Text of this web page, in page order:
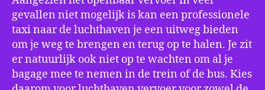
gevallen niet mogelijk is kan een professionele
taxi naar de luchthaven je een uitweg bieden
om je weg te brengen en terug op te halen. Je zit
er natuurlijk ook niet op te wachten om al je
bagage mee te nemen in de trein of de bus. Kies